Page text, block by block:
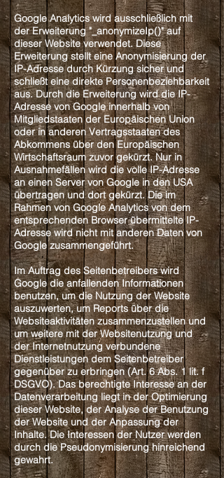
Google Analytics wird ausschließlich mit
der Erweiterung "_anonymizeIp()" auf
dieser Website verwendet. Diese
Erweiterung stellt eine Anonymisierung der
IP-Adresse durch Kürzung sicher und
schließt eine direkte Personenbeziehbarkeit
aus. Durch die Erweiterung wird die IP-
Adresse von Google innerhalb von
Mitgliedstaaten der Europäischen Union
oder in anderen Vertragsstaaten des
Abkommens über den Europäischen
Wirtschaftsraum zuvor gekürzt. Nur in
Ausnahmefällen wird die volle IP-Adresse
an einen Server von Google in den USA
übertragen und dort gekürzt. Die im
Rahmen von Google Analytics von dem
entsprechenden Browser übermittelte IP-
Adresse wird nicht mit anderen Daten von
Google zusammengeführt.
Im Auftrag des Seitenbetreibers wird
Google die anfallenden Informationen
benutzen, um die Nutzung der Website
auszuwerten, um Reports über die
Websiteaktivitäten zusammenzustellen und
um weitere mit der Websitenutzung und
der Internetnutzung verbundene
Dienstleistungen dem Seitenbetreiber
gegenüber zu erbringen (Art. 6 Abs. 1 lit. f
DSGVO). Das berechtigte Interesse an der
Datenverarbeitung liegt in der Optimierung
dieser Website, der Analyse der Benutzung
der Website und der Anpassung der
Inhalte. Die Interessen der Nutzer werden
durch die Pseudonymisierung hinreichend
gewahrt.